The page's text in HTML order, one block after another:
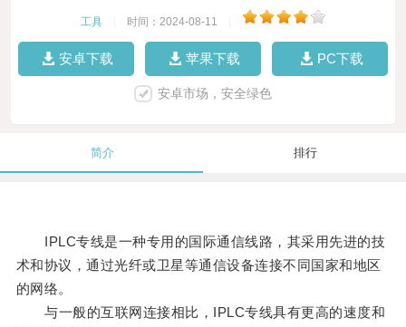
工具 时间：2024-08-11
安卓下载 苹果下载 PC下载
安卓市场，安全绿色
简介 排行
IPLC专线是一种专用的国际通信线路，其采用先进的技
术和协议，通过光纤或卫星等通信设备连接不同国家和地区
的网络。
与一般的互联网连接相比，IPLC专线具有更高的速度和